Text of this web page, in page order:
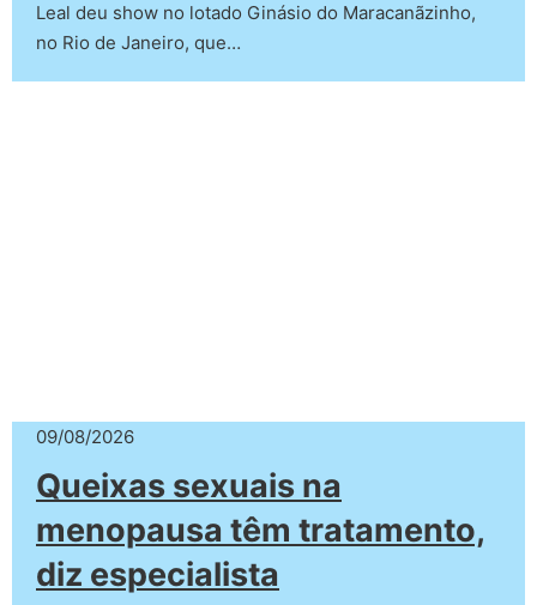
Leal deu show no lotado Ginásio do Maracanãzinho,
no Rio de Janeiro, que…
09/08/2026
Queixas sexuais na
menopausa têm tratamento,
diz especialista